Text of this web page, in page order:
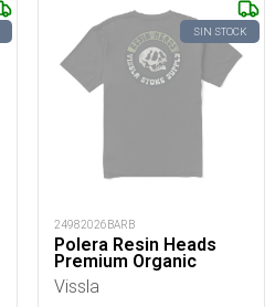
SIN STOCK
24982026BARB
Polera Resin Heads
Premium Organic
Vissla